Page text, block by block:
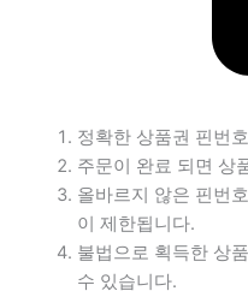
정확한 상품권 핀번
주문이 완료 되면 상
올바르지 않은 핀번
이 제한됩니다.
불법으로 획득한 상
수 있습니다.